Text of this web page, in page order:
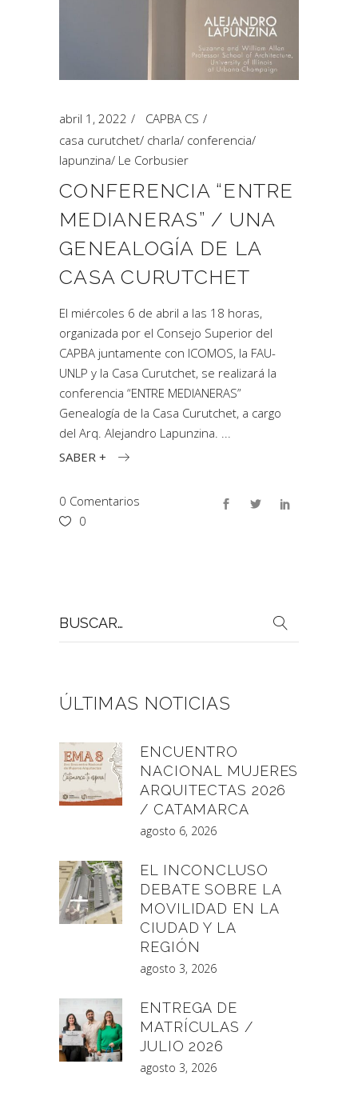
abril 1, 2022
CAPBA CS
casa curutchet/ charla/ conferencia/
lapunzina/ Le Corbusier
CONFERENCIA “ENTRE
MEDIANERAS” / UNA
GENEALOGÍA DE LA
CASA CURUTCHET
El miércoles 6 de abril a las 18 horas,
organizada por el Consejo Superior del
CAPBA juntamente con ICOMOS, la FAU-
UNLP y la Casa Curutchet, se realizará la
conferencia “ENTRE MEDIANERAS”
Genealogía de la Casa Curutchet, a cargo
del Arq. Alejandro Lapunzina.
SABER +
0 Comentarios
0
por:
ÚLTIMAS NOTICIAS
ENCUENTRO
NACIONAL MUJERES
ARQUITECTAS 2026
/ CATAMARCA
agosto 6, 2026
EL INCONCLUSO
DEBATE SOBRE LA
MOVILIDAD EN LA
CIUDAD Y LA
REGIÓN
agosto 3, 2026
ENTREGA DE
MATRÍCULAS /
JULIO 2026
agosto 3, 2026